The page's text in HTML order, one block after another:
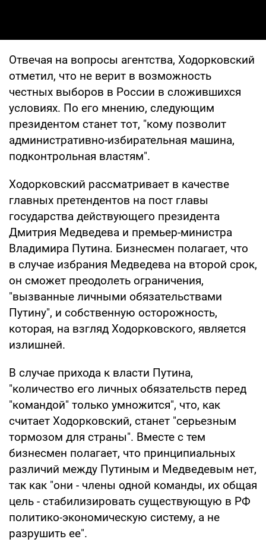
Отвечая на вопросы агентства, Ходорковский
отметил, что не верит в возможность
честных выборов в России в сложившихся
условиях. По его мнению, следующим
президентом станет тот, "кому позволит
административно-избирательная машина,
подконтрольная властям".
Ходорковский рассматривает в качестве
главных претендентов на пост главы
государства действующего президента
Дмитрия Медведева и премьер-министра
Владимира Путина. Бизнесмен полагает, что
в случае избрания Медведева на второй срок,
он сможет преодолеть ограничения,
"вызванные личными обязательствами
Путину", и собственную осторожность,
которая, на взгляд Ходорковского, является
излишней.
В случае прихода к власти Путина,
"количество его личных обязательств перед
"командой" только умножится", что, как
считает Ходорковский, станет "серьезным
тормозом для страны". Вместе с тем
бизнесмен полагает, что принципиальных
различий между Путиным и Медведевым нет,
так как "они - члены одной команды, их общая
цель - стабилизировать существующую в РФ
политико-экономическую систему, а не
разрушить ее".